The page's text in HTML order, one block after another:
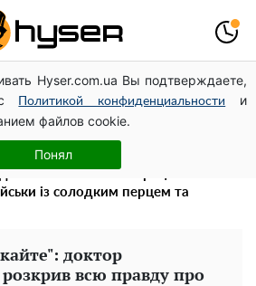
Hyser.com.ua Вы подтверждаете,
Политикой конфиденциальности
и
файлов cookie.
Понял
Трінчер блиснула "принадами":
не бачили
молодо: 5 простих та улюблених
про які ви достеменно не знали
із солодким перцем та
доктор
всю правду про